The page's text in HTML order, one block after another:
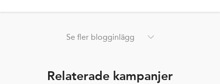
Se fler blogginlägg
Relaterade kampanjer